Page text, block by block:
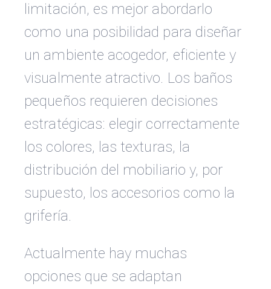
limitación, es mejor abordarlo
como una posibilidad para diseñar
un ambiente acogedor, eficiente y
visualmente atractivo. Los baños
pequeños requieren decisiones
estratégicas: elegir correctamente
los colores, las texturas, la
distribución del mobiliario y, por
supuesto, los accesorios como la
grifería.
Actualmente hay muchas
opciones que se adaptan